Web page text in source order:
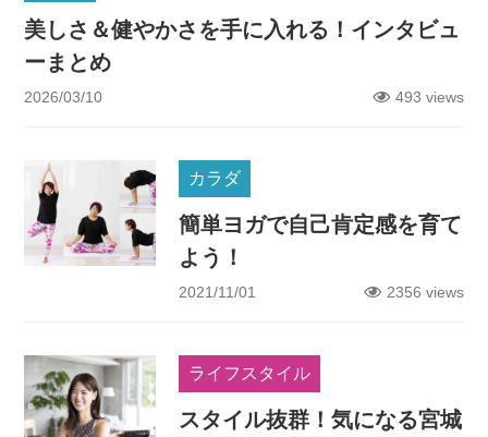
美しさ＆健やかさを手に入れる！インタビュ
ーまとめ
2026/03/10 493 views
カラダ
簡単ヨガで自己肯定感を育て
よう！
2021/11/01 2356 views
ライフスタイル
スタイル抜群！気になる宮城